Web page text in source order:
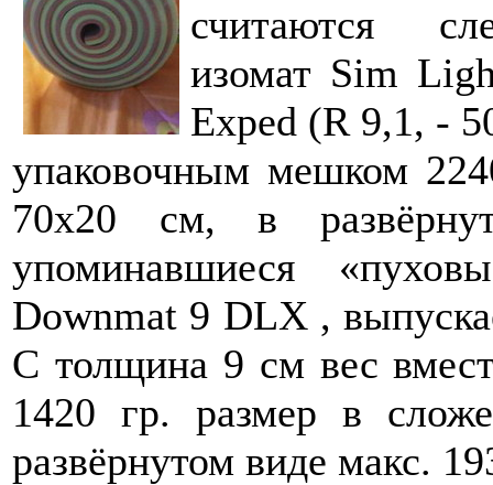
считаются
изомат Sim
Exped (R 9,1, -
упаковочным мешком
70х20 см, в
упоминавшиеся
Downmat 9 DLX ,
C толщина 9 см вес
1420 гр. размер в
развёрнутом виде макс.